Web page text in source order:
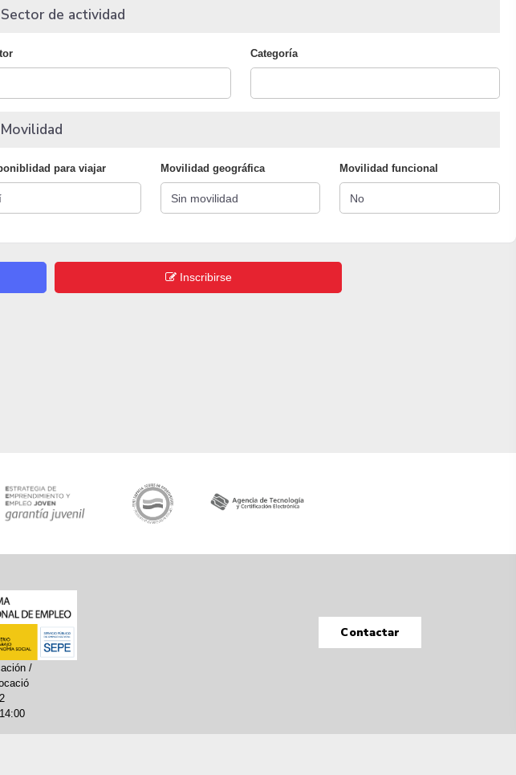
Sector de actividad
Categoría
Movilidad
para viajar Movilidad geográfica Movilidad funcional
Inscribirse
/
Contactar